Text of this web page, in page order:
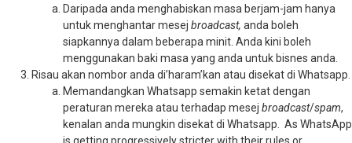
Daripada anda menghabiskan masa berjam-jam hanya
untuk menghantar mesej broadcast, anda boleh
siapkannya dalam beberapa minit. Anda kini boleh
menggunakan baki masa yang anda untuk bisnes anda.
Risau akan nombor anda di’haram’kan atau disekat di Whatsapp.
Memandangkan Whatsapp semakin ketat dengan
peraturan mereka atau terhadap mesej broadcast/spam,
kenalan anda mungkin disekat di Whatsapp. As WhatsApp